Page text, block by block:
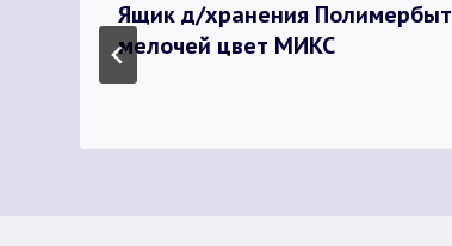
Ящик д/хранения Полимербыт
мелочей цвет МИКС